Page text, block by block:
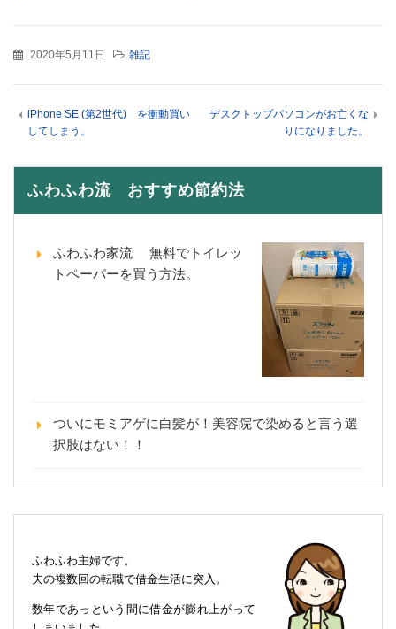
2020年5月11日 雑記
iPhone SE (第2世代) を衝動買い
してしまう。
デスクトップパソコンがお亡くな
りになりました。
ふわふわ流 おすすめ節約法
ふわふわ家流 無料でトイレッ
トペーパーを買う方法。
ついにモミアゲに白髪が！美容院で染めると言う選
択肢はない！！
ふわふわ主婦です。
夫の複数回の転職で借金生活に突入。
数年であっという間に借金が膨れ上がって